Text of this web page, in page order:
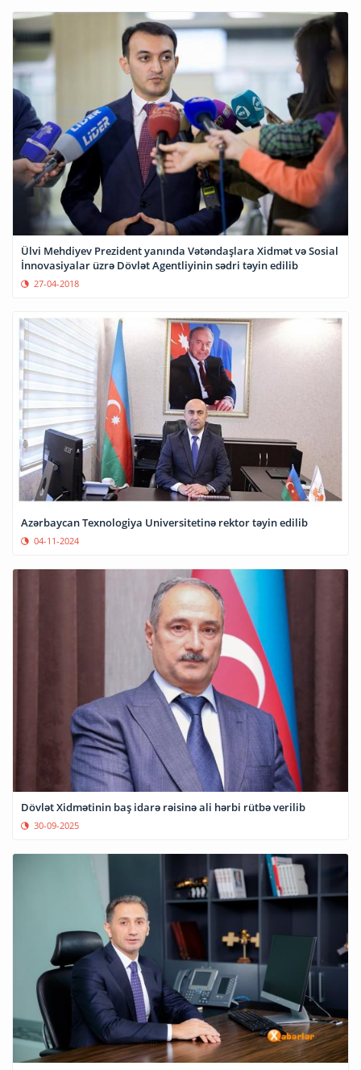
Ülvi Mehdiyev Prezident yanında Vətəndaşlara Xidmət və Sosial
İnnovasiyalar üzrə Dövlət Agentliyinin sədri təyin edilib
27-04-2018
Azərbaycan Texnologiya Universitetinə rektor təyin edilib
04-11-2024
Dövlət Xidmətinin baş idarə rəisinə ali hərbi rütbə verilib
30-09-2025